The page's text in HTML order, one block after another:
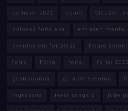
carnaval 2022 ceará Claudia
colosso fortaleza entretenimento
eventos em fortaleza felipe
forro Forró fortal fortal 2022
gastronomia guia de eventos
ingressos ivete sangalo joão